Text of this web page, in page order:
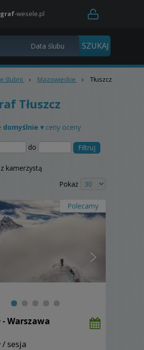
-wesele.pl
ślubni › Mazowieckie › Tłuszcz
Tłuszcz
domyślnie ▾ ceny oceny
do Filtruj
z kamerzystą
Pokaż
Polecamy
- Warszawa
/ sesja